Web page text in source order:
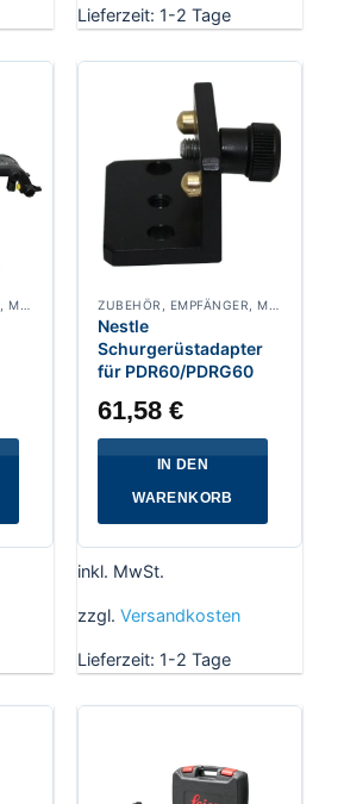
Lieferzeit: 1-2 Tage
Nestle
Schurgerüstadapter
für PDR60/PDRG60
61,58€
IN DEN
WARENKORB
inkl. MwSt.
zzgl. Versandkosten
Lieferzeit: 1-2 Tage